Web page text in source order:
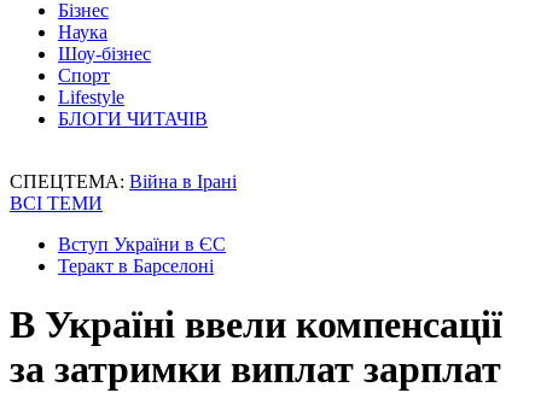
Бізнес
Наука
Шоу-бізнес
Спорт
Lifestyle
БЛОГИ ЧИТАЧІВ
СПЕЦТЕМА: Війна в Ірані
ВСІ ТЕМИ
Вступ України в ЄС
Теракт в Барселоні
В Україні ввели компенсації
за затримки виплат зарплат